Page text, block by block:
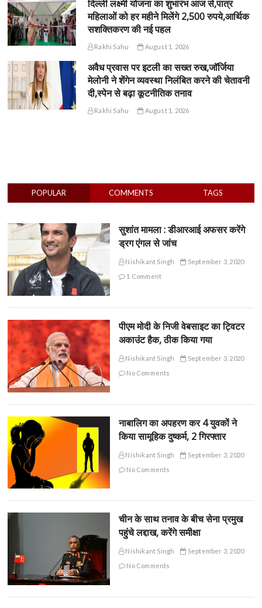
दिल्ली लक्ष्मी योजना का शुभारंभ आज से,पात्र
महिलाओं को हर महीने मिलेंगे 2,500 रुपये,आर्थिक
सशक्तिकरण की नई पहल
Rakhi Sahu August 1, 2026
अवैध प्रवास पर इटली का सख्त रुख,जॉर्जिया
मेलोनी ने शेंगेन व्यवस्था निलंबित करने की चेतावनी
दी,स्पेन से बढ़ा कूटनीतिक तनाव
Rakhi Sahu August 1, 2026
POPULAR COMMENTS TAGS
सुशांत मामला : डीआरआई अफसर करेंगे
ड्रग एंगल से जांच
Nishikant Singh
September 3, 2020
1 Comment
पीएम मोदी के निजी वेबसाइट का ट्विटर
अकाउंट हैक, ठीक किया गया
Nishikant Singh
September 3, 2020
No Comments
नाबालिग का अपहरण कर 4 युवकों ने
किया सामूहिक दुष्कर्म, 2 गिरफ्तार
Nishikant Singh
September 3, 2020
No Comments
चीन के साथ तनाव के बीच सेना प्रमुख
पहुंचे लद्दाख, करेंगे समीक्षा
Nishikant Singh
September 3, 2020
No Comments